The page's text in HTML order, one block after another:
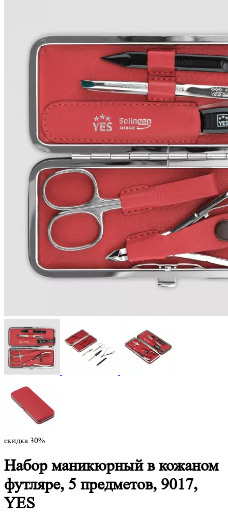
скидка 30%
Набор маникюрный в кожаном
футляре, 5 предметов, 9017,
YES